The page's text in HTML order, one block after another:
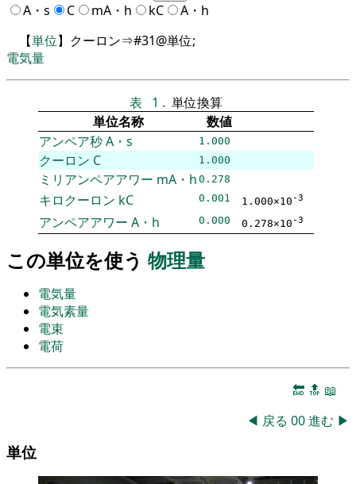
A・s C mA・h kC
A・h
【単位】クーロン⇒#31@単位;
電気量
表 1 . 単位換算
単位名称
数値
アンペア秒A・s 1.000
クーロン C 1.000
ミリアンペアアワー mA・h 0.278
キロクーロン kC 0.001 1.000×10-3
アンペアアワー A・h 0.000 0.278×10-3
この単位を使う 物理量
電気量
電気素量
電束
電荷
🔚 🔝 📖
◀ 戻る 00進む ▶
単位